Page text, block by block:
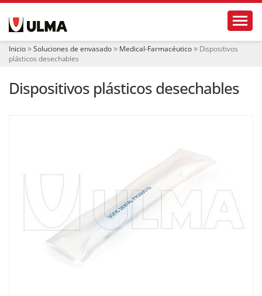
e Inicio Soluciones de envasado Medical-Farmacéutico
Dispositivos
plásticos desechables
Dispositivos plásticos desechables